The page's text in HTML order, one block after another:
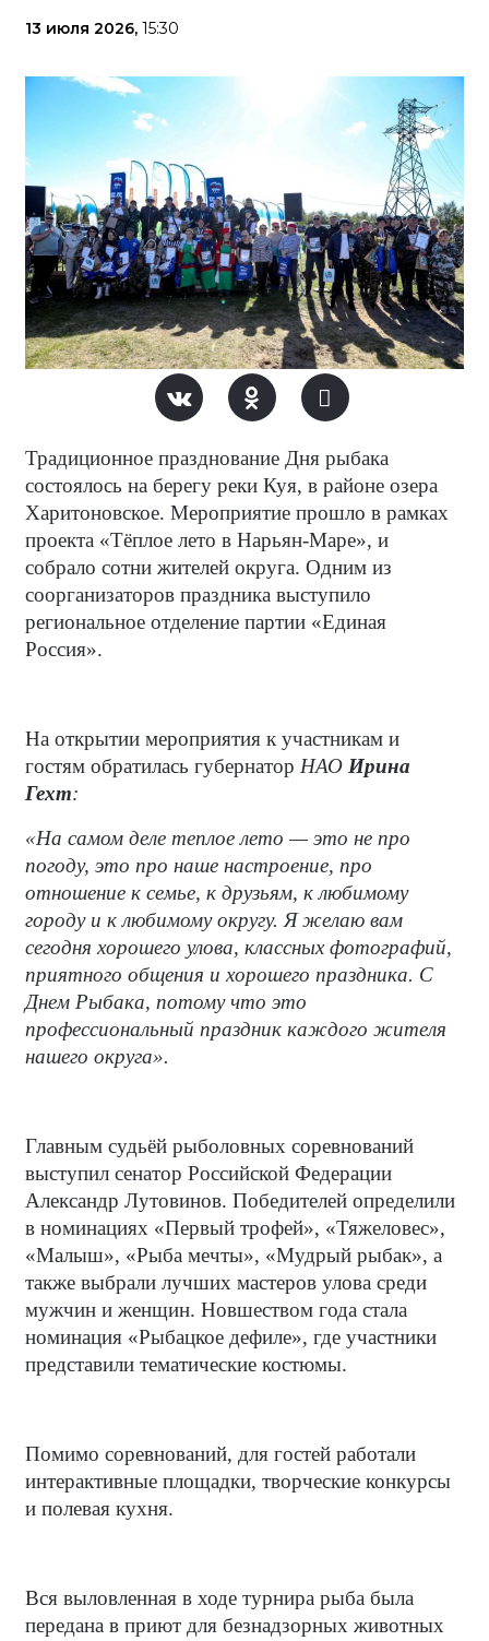
13 июля 2026, 15:30
Традиционное празднование Дня рыбака
состоялось на берегу реки Куя, в районе озера
Харитоновское. Мероприятие прошло в рамках
проекта «Тёплое лето в Нарьян-Маре», и
собрало сотни жителей округа. Одним из
соорганизаторов праздника выступило
региональное отделение партии «Единая
Россия».
На открытии мероприятия к участникам и
гостям обратилась губернатор НАО Ирина
Гехт:
«На самом деле теплое лето — это не про
погоду, это про наше настроение, про
отношение к семье, к друзьям, к любимому
городу и к любимому округу. Я желаю вам
сегодня хорошего улова, классных фотографий,
приятного общения и хорошего праздника. С
Днем Рыбака, потому что это
профессиональный праздник каждого жителя
нашего округа».
Главным судьёй рыболовных соревнований
выступил сенатор Российской Федерации
Александр Лутовинов. Победителей определили
в номинациях «Первый трофей», «Тяжеловес»,
«Малыш», «Рыба мечты», «Мудрый рыбак», а
также выбрали лучших мастеров улова среди
мужчин и женщин. Новшеством года стала
номинация «Рыбацкое дефиле», где участники
представили тематические костюмы.
Помимо соревнований, для гостей работали
интерактивные площадки, творческие конкурсы
и полевая кухня.
Вся выловленная в ходе турнира рыба была
передана в приют для безнадзорных животных